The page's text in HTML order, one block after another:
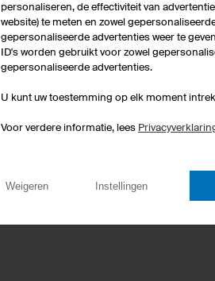
T-
personaliseren, de effectiviteit van
website) te meten en zowel
gepersonaliseerde advertenties weer te
ID's worden gebruikt voor zowel
gepersonaliseerde advertenties.
U kunt uw toestemming op elk moment
Voor verdere informatie, lees
Weigeren Instellingen